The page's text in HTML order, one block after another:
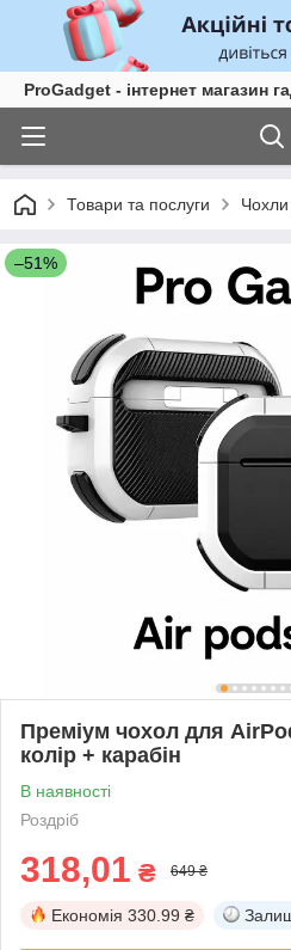
ProGadget - iнтернет магазин
Товари та послуги
–51%
Преміум чохол для
колір + карабін
В наявності
Роздріб
318,01 ₴ 649 ₴
Економія 330.99 ₴